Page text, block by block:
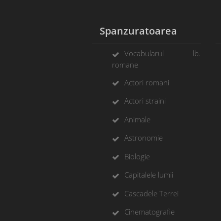
Spanzuratoarea
Vocabularul lb.
romane
Actori romani
Actori straini
Animale
Astronomie
Biologie
Capitalele lumii
Cascadele Terrei
Cinematografie